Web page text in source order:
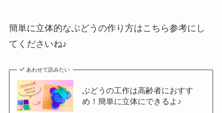
簡単に立体的なぶどうの作り方はこちら参考にし
てくださいね♪
あわせて読みたい
ぶどうの工作は高齢者におすす
め！簡単に立体にできるよ♪